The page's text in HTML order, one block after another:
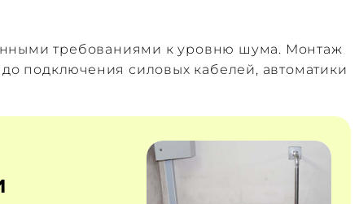
требованиями к уровню шума. Монтаж
подключения силовых кабелей, автоматики